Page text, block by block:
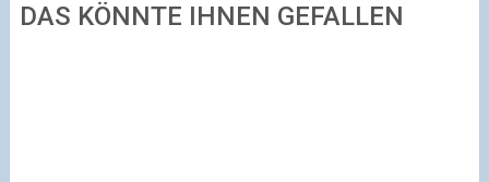
DAS KÖNNTE IHNEN GEFALLEN